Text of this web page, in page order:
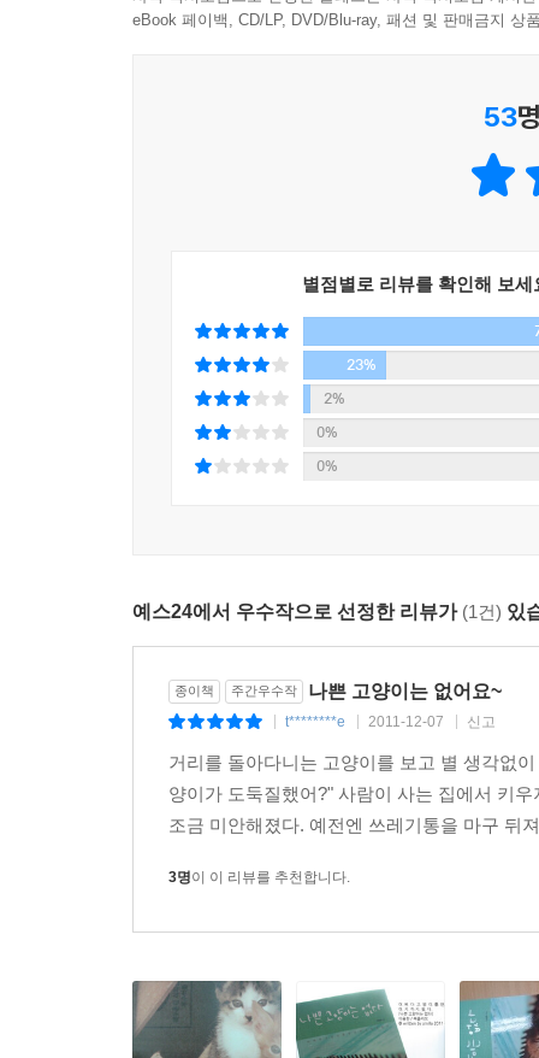
구경에 나서는 아기 고양이의 모습, 새끼 고양이
세상 모든 생명이 소중하다는 전제를 깔고 살아
동물이란 보기 싫다는 이유로 밟아버려도 되
시인이 만난 길고양이의 삶은 다양했다. 아니, 기
물도 마실 수 없고 몸이 마비되어 바람이는
길고양이의 삶을 통해 사람들의 삶을 떠올린다.
-북데일리
『안녕 고양이』 시리즈를 원작으로 한 다큐 영화
남자와 길고양이들의 일상을 담아낸 다큐멘터리
고양이들에게 이름을 지어주고, 밥도 챙겨주고,
3만 5천부 이상 팔린 베스트셀러 도서 『안녕,
이야기 구성으로 남녀노소 누구나 공감할 수
전반적으로 이슈가 되고 있는 도심 속 사람과 길
eBook 페이백, CD/LP, DVD/Blu-ray, 패션 및 판매금지 상
53
별점별로 리뷰를 확인해 보세
23%
2%
0%
0%
예스24에서 우수작으로 선정한 리뷰가 (1건) 있
종이책 주간우수작 나쁜 고양이는 없어요~
t********e 2011-12-07 신고
거리를 돌아다니는 고양이를 보고 별 생각없
양이가 도둑질했어?" 사람이 사는 집에서 키
조금 미안해졌다. 예전엔 쓰레기통을 마구 뒤
3명이 이 리뷰를 추천합니다.